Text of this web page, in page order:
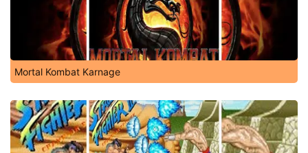
Mortal Kombat Karnage